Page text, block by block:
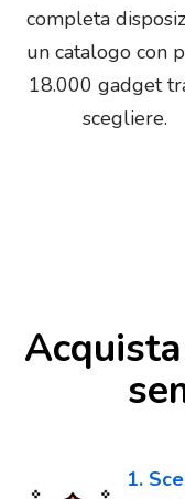
completa
un catalogo con
18.000 gadget
scegliere.
1.